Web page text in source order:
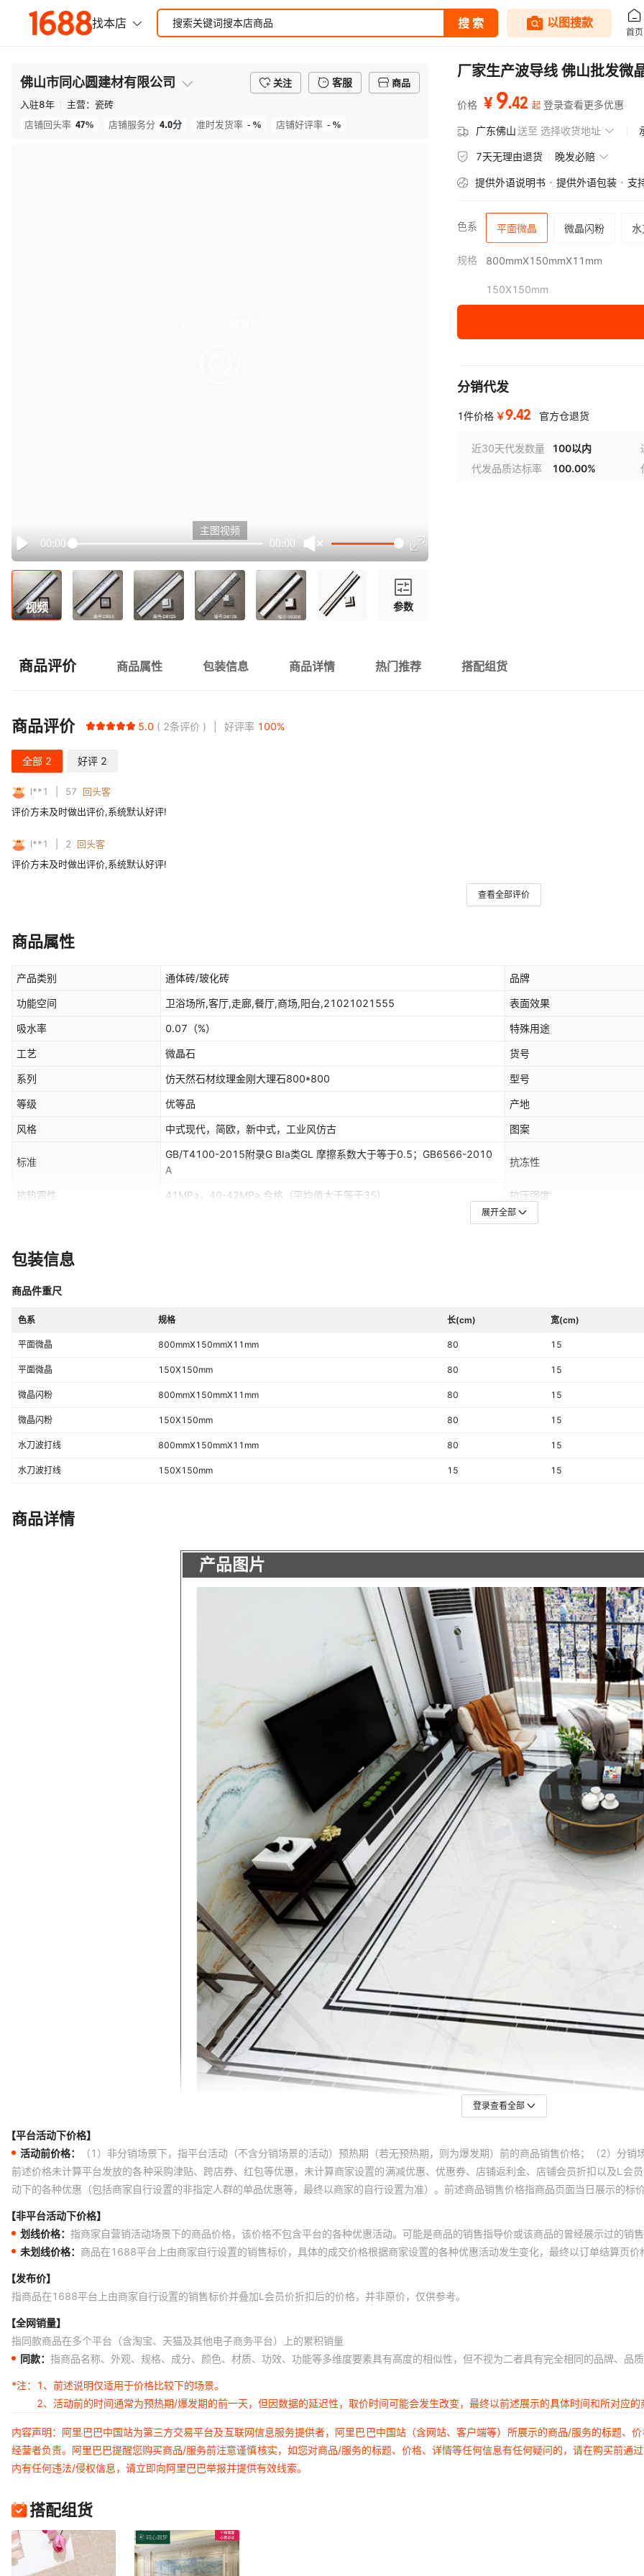
佛山市同心圆建材有限公司 关注 客服
商品
入驻8年 主营： 瓷砖
店铺回头率 47% 店铺服务分 4.0分 准时发货率 - % 店铺好评率 - %
Play
00:00 00:00
主图视频
视频 参数
厂家生产波导线 佛山批发微
价格 ¥ 9.42 起 登录查看更多优惠
广东佛山送至 选择收货地址
7天无理由退货 晚发必赔
提供外语说明书 提供外语包装 支
色系 平面微晶 微晶闪粉
规格 800mmX150mmX11mm
150X150mm
分销代发
1件价格 ￥9.42 官方仓退货
近30天代发数量 100以内
代发品质达标率
100.00%
商品评价 商品属性 包装信息 商品详情 热门推荐 搭配组货
商品评价 5.0 2条评价 好评率 100%
全部 2 好评 2
l**1 57
回头客
评价方未及时做出评价,系统默认好评!
l**1 2
回头客
评价方未及时做出评价,系统默认好评!
查看全部评价
商品属性
产品类别 通体砖/玻化砖 品牌
功能空间 卫浴场所,客厅,走廊,餐厅,商场,阳台,21021021555 表面效果
吸水率 0.07 （%） 特殊用途
工艺 微晶石 货号
系列 仿天然石材纹理金刚大理石800*800 型号
等级 优等品 产地
风格 中式现代，简欧，新中式，工业风仿古 图案
标准
GB/T4100-2015附录G BIa类GL 摩擦系数大于等于0.5；GB6566-2010
A
抗冻性
抗热震性 41MPa，40-42MPa,合格（平均值大于等于35） 抗压强度
耐磨系数
保养方法
色系
是否跨境出口专供货源 否 是否一般纳税人
是否有专利 否 是否配送上门
是否提供安装服务 否 是否有3D模型
展开全部
包装信息
商品件重尺
色系 规格 长(cm) 宽(cm)
平面微晶 800mmX150mmX11mm 80 15
平面微晶 150X150mm 80 15
微晶闪粉 800mmX150mmX11mm 80 15
微晶闪粉 150X150mm 80 15
水刀波打线 800mmX150mmX11mm 80 15
水刀波打线 150X150mm 15 15
商品详情
登录查看全部
【平台活动下价格】
活动前价格：
（1）非分销场景下，指平台活动（不含分销场景的活动）预热期（若无预热期，则为爆发期）前的商品销售价格；（2）分
前述价格未计算平台发放的各种采购津贴、跨店券、红包等优惠，未计算商家设置的满减优惠、优惠券、店铺返利金、店铺会员折扣以及L会
动下的各种优惠（包括商家自行设置的非指定人群的单品优惠等，最终以商家的自行设置为准）。前述商品销售价格指商品页面当日展示的
【非平台活动下价格】
划线价格： 指商家自营销活动场景下的商品价格，该价格不包含平台的各种优惠活动。可能是商品的销售指导价或该商品的曾经展示过的销
未划线价格： 商品在1688平台上由商家自行设置的销售标价，具体的成交价格根据商家设置的各种优惠活动发生变化，最终以订单结算页价
【发布价】
指商品在1688平台上由商家自行设置的销售标价并叠加L会员价折扣后的价格，并非原价，仅供参考。
【全网销量】
指同款商品在多个平台（含淘宝、天猫及其他电子商务平台）上的累积销量
同款： 指商品名称、外观、规格、成分、颜色、材质、功效、功能等多维度要素具有高度的相似性，但不视为二者具有完全相同的品牌、品
*注：
1、前述说明仅适用于价格比较下的场景。
2、活动前的时间通常为预热期/爆发期的前一天，但因数据的延迟性，取价时间可能会发生改变，最终以前述展示的具体时间和所对应的
内容声明：阿里巴巴中国站为第三方交易平台及互联网信息服务提供者，阿里巴巴中国站（含网站、客户端等）所展示的商品/服务的标题、
经营者负责。阿里巴巴提醒您购买商品/服务前注意谨慎核实，如您对商品/服务的标题、价格、详情等任何信息有任何疑问的，请在购买前通
内有任何违法/侵权信息，请立即向阿里巴巴举报并提供有效线索。
搭配组货